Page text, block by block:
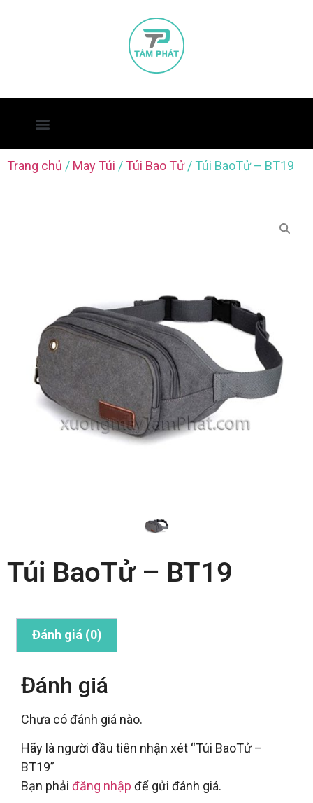
Trang chủ / May Túi / Túi Bao Tử/ Túi BaoTử – BT19
Túi BaoTử – BT19
Đánh giá (0)
Đánh giá
Chưa có đánh giá nào.
Hãy là người đầu tiên nhận xét “Túi BaoTử –
BT19”
Bạn phải đăng nhập để gửi đánh giá.